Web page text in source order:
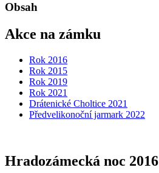
Obsah
Akce na zámku
Rok 2016
Rok 2015
Rok 2019
Rok 2021
Drátenické Choltice 2021
Předvelikonoční jarmark 2022
Hradozámecká noc 2016